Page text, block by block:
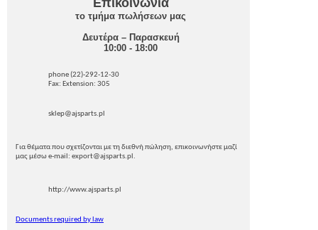
Επικοινωνία
το τμήμα πωλήσεων μας
Δευτέρα – Παρασκευή
10:00 - 18:00
phone (22)-292-12-30
Fax: Extension: 305
sklep@ajsparts.pl
Για θέματα που σχετίζονται με τη διεθνή πώληση, επικοινωνήστε μαζί
μας μέσω e-mail: export@ajsparts.pl.
http://www.ajsparts.pl
Documents required by law